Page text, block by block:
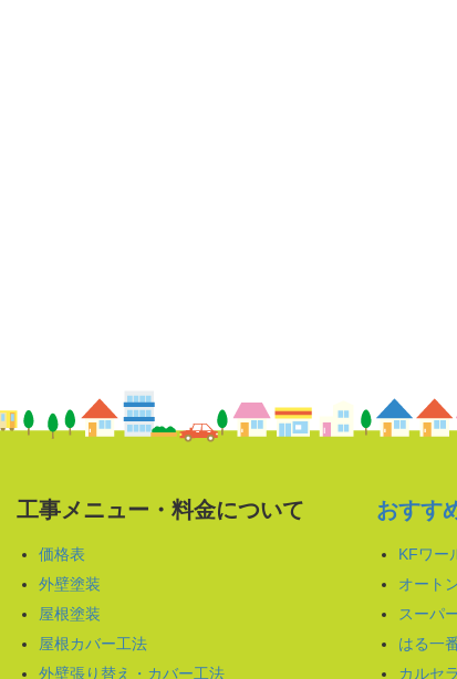
工事メニュー・料金について
価格表
外壁塗装
屋根塗装
屋根カバー工法
外壁張り替え・カバー工法
おすす
KFワー
オート
スーパ
はる一
カルセ